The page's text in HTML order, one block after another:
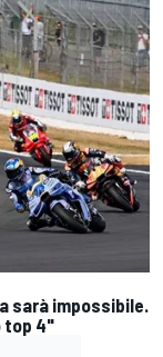
sarà impossibile.
top 4"